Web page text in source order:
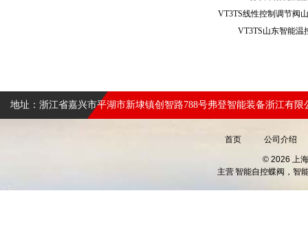
VT3TS山东智能
地址：浙江省嘉兴市平湖市新埭镇创智路788号弗登智能装备浙江有限
首页 公司介绍
© 2026 上
主营智能自控蝶阀，智